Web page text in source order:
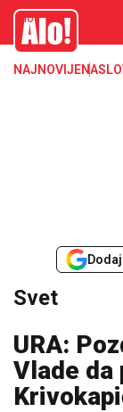
Svet, Ruske vesti,
Alo
NAJNOVIJE
Svet
URA:
Vlade da